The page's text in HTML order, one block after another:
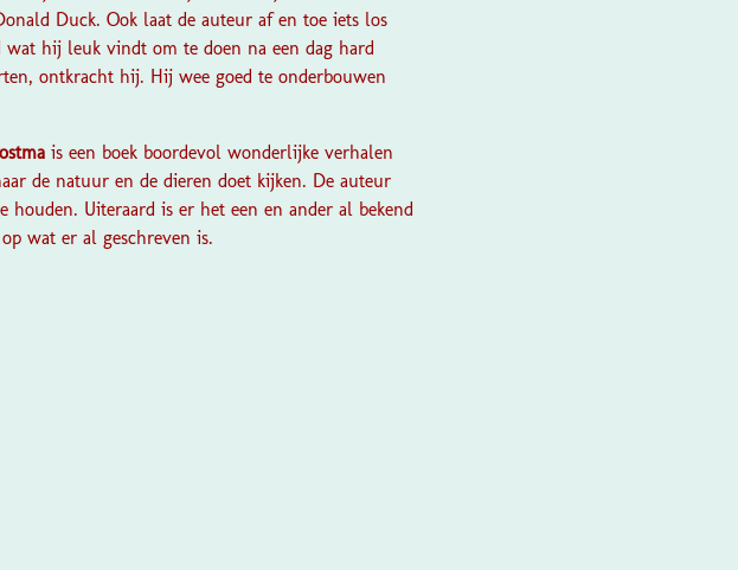
Duck. Ook laat de auteur af en toe iets los
hij leuk vindt om te doen na een dag hard
ontkracht hij. Hij wee goed te onderbouwen
is een boek boordevol wonderlijke verhalen
de natuur en de dieren doet kijken. De auteur
Uiteraard is er het een en ander al bekend
wat er al geschreven is.